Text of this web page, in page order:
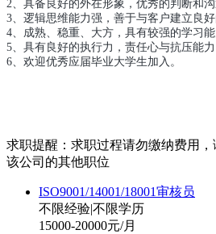
2、具备良好的外在形象，优秀的判断和沟
3、逻辑思维能力强，善于与客户建立良好
4、成熟、稳重、大方，具有较强的学习
5、具有良好的执行力，责任心与抗压能力
6、欢迎优秀应届毕业大学生加入。
求职提醒：求职过程请勿缴纳费用
该公司的其他职位
ISO9001/14001/18001审核员
不限经验|不限学历
15000-20000元/月